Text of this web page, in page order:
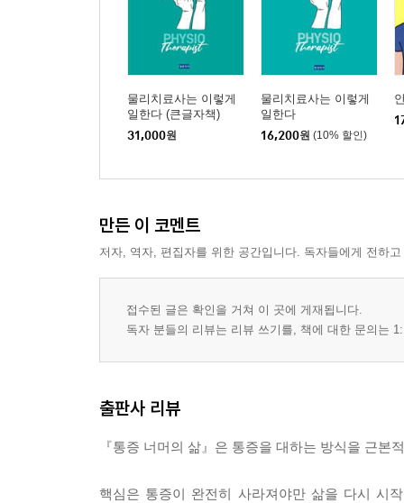
물리치료사는 이렇게
일한다 (큰글자책)
31,000원
물리치료사는 이렇게
일한다
16,200원 (10% 할인)
만든 이 코멘트
저자, 역자, 편집자를 위한 공간입니다. 독자들에게 전하
접수된 글은 확인을 거쳐 이 곳에 게재됩니다.
독자 분들의 리뷰는 리뷰 쓰기를, 책에 대한 문의는
출판사 리뷰
『통증 너머의 삶』은 통증을 대하는 방식을 근본
핵심은 통증이 완전히 사라져야만 삶을 다시 시